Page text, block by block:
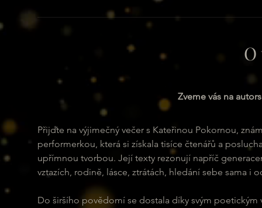
Zveme vás na
Přijďte na výjimečný večer s Kateřinou Pokornou,
performerkou, která si získala tisíce čtenářů a
upřímnou tvorbou. Její texty rezonují napříč
vztazích, rodině, lásce, ztrátách, hledání sebe sama i
Do širšího povědomí se dostala díky svým